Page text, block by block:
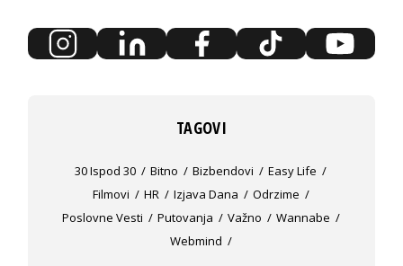
TAGOVI
30 Ispod 30 Bitno Bizbendovi
Easy Life
Filmovi
HR Izjava Dana
Odrzime
Poslovne Vesti
Putovanja Važno
Wannabe
Webmind